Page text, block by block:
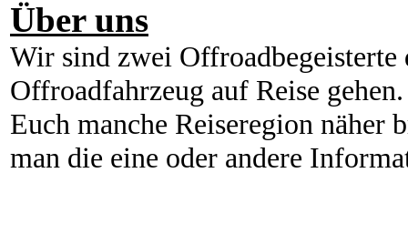
Über uns
Wir sind zwei Offroadbegeisterte
Offroadfahrzeug auf Reise
Euch manche Reiseregion
man die eine oder andere